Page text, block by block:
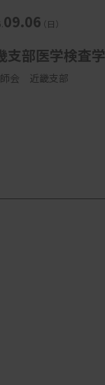
09.06（日）
支部医学検査
師会 近畿支部